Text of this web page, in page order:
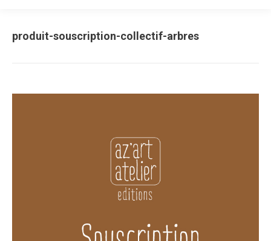
produit-souscription-collectif-arbres